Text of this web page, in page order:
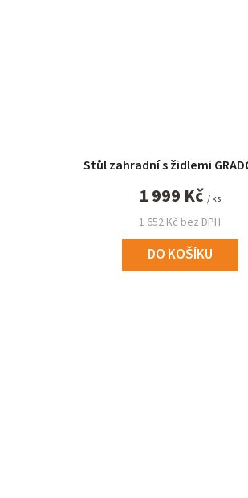
Stůl zahradní s židlemi
1 652 Kč bez DPH
1 999 Kč / ks
DO KOŠÍKU